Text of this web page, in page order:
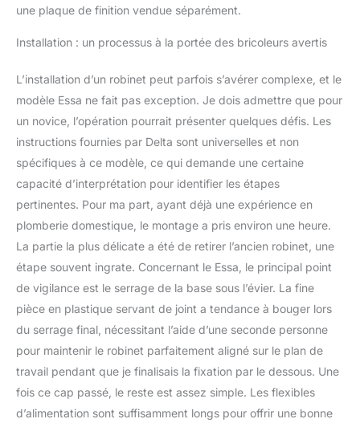
délibérément conçues
testées pour résister à la
2 fois les normes de
l'industrie Testé et certifié
: toutes les surfaces de
robinet de cuisine Delta
sont certifiées par des
tiers et rigoureusement
testées dans des
conditions extrêmes
pour garantir des années
d'utilisation fiable sans
se fissurer, s'écailler,
s'écailler ou changer de
Conforme à la législation
sans plomb : les robinets
DELTA sont conformes à
la législation « sans
produits Delta répondent
ou dépassent les
exigences des
une plaque de finition vendue séparément.
Installation : un processus à la portée des bricoleurs avertis
L’installation d’un robinet peut parfois s’avérer complexe, et le
modèle Essa ne fait pas exception. Je dois admettre que pour
un novice, l’opération pourrait présenter quelques défis. Les
instructions fournies par Delta sont universelles et non
spécifiques à ce modèle, ce qui demande une certaine
capacité d’interprétation pour identifier les étapes
pertinentes. Pour ma part, ayant déjà une expérience en
plomberie domestique, le montage a pris environ une heure.
La partie la plus délicate a été de retirer l’ancien robinet, une
étape souvent ingrate. Concernant le Essa, le principal point
de vigilance est le serrage de la base sous l’évier. La fine
pièce en plastique servant de joint a tendance à bouger lors
du serrage final, nécessitant l’aide d’une seconde personne
pour maintenir le robinet parfaitement aligné sur le plan de
travail pendant que je finalisais la fixation par le dessous. Une
fois ce cap passé, le reste est assez simple. Les flexibles
d’alimentation sont suffisamment longs pour offrir une bonne